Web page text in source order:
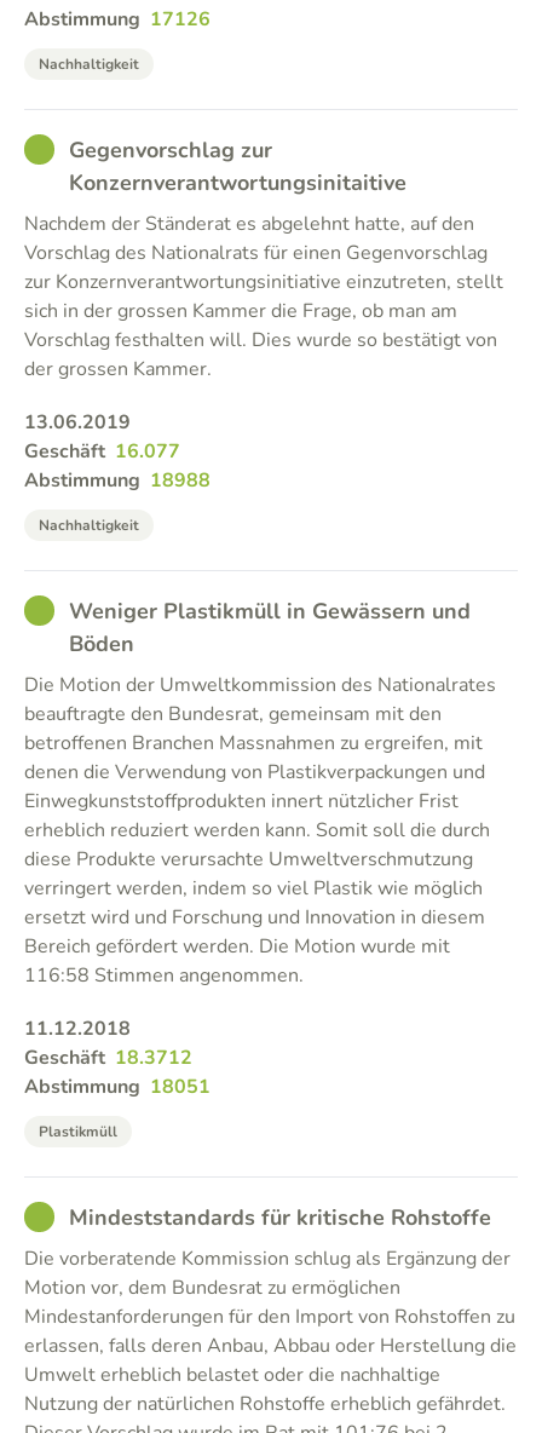
Abstimmung 17126
Nachhaltigkeit
GOODGegenvorschlag zur
Konzernverantwortungsinitaitive
Nachdem der Ständerat es abgelehnt hatte, auf den
Vorschlag des Nationalrats für einen Gegenvorschlag
zur Konzernverantwortungsinitiative einzutreten, stellt
sich in der grossen Kammer die Frage, ob man am
Vorschlag festhalten will. Dies wurde so bestätigt von
der grossen Kammer.
13.06.2019
Geschäft 16.077
Abstimmung 18988
Nachhaltigkeit
GOODWeniger Plastikmüll in Gewässern und
Böden
Die Motion der Umweltkommission des Nationalrates
beauftragte den Bundesrat, gemeinsam mit den
betroffenen Branchen Massnahmen zu ergreifen, mit
denen die Verwendung von Plastikverpackungen und
Einwegkunststoffprodukten innert nützlicher Frist
erheblich reduziert werden kann. Somit soll die durch
diese Produkte verursachte Umweltverschmutzung
verringert werden, indem so viel Plastik wie möglich
ersetzt wird und Forschung und Innovation in diesem
Bereich gefördert werden. Die Motion wurde mit
116:58 Stimmen angenommen.
11.12.2018
Geschäft 18.3712
Abstimmung 18051
Plastikmüll
GOODMindeststandards für kritische Rohstoffe
Die vorberatende Kommission schlug als Ergänzung der
Motion vor, dem Bundesrat zu ermöglichen
Mindestanforderungen für den Import von Rohstoffen zu
erlassen, falls deren Anbau, Abbau oder Herstellung die
Umwelt erheblich belastet oder die nachhaltige
Nutzung der natürlichen Rohstoffe erheblich gefährdet.